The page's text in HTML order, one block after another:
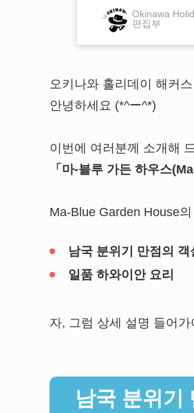
Okinawa
편집부
오키나와 홀리데이 해커
안녕하세요 (*^ー^*)
이번에 여러분께 소개해
「마-블루 가든 하우스
Ma-Blue Garden House
남국 분위기 만점의 객
일품 하와이안 요리
자, 그럼 상세 설명 들어
남국 분위기